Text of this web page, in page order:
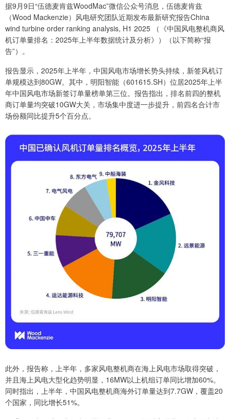
据9月9日“伍德麦肯兹WoodMac”微信公众号消息，伍德麦肯兹
（Wood Mackenzie）风电研究团队近期发布最新研究报告China
wind turbine order ranking analysis, H1 2025 （《中国风电整机商风
机订单量排名：2025年上半年数据统计及分析》）（以下简称“报
告”）。
报告显示，2025年上半年，中国风电市场增长势头持续，新签风机订
单规模达到80GW。其中，明阳智能（601615.SH）位居2025年上半
年中国风电市场新签订单量榜单第三位。报告指出，排名前四的整机
商订单量均突破10GW大关，市场集中度进一步提升，前四名合计市
场份额同比提升5个百分点。
此外，报告称，上半年，多家风电整机商在海上风电市场取得突破，
并且海上风电大型化趋势明显，16MW以上机组订单同比增加60%。
同时指出，上半年，中国风电整机商海外订单量达到7.7GW，覆盖20
个国家，同比增长51%。